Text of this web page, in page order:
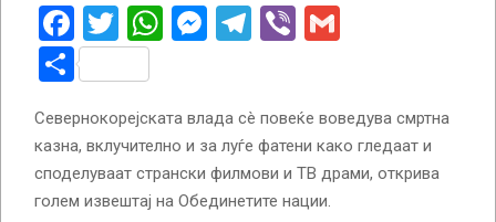
Facebook
Twitter
WhatsApp
Messenger
Telegram
Viber
Share
Севернокорејската влада сè повеќе воведува смртна
казна, вклучително и за луѓе фатени како гледаат и
споделуваат странски филмови и ТВ драми, открива
голем извештај на Обединетите нации.